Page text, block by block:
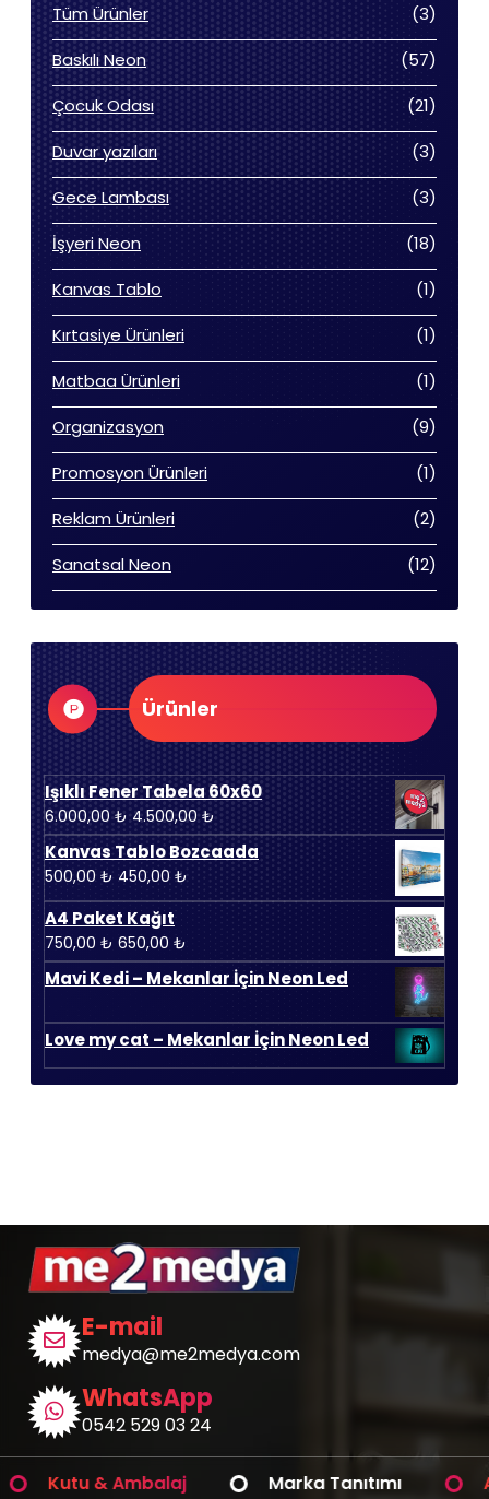
Tüm Ürünler 33
ürün
Baskılı Neon
5757
ürün
Çocuk Odası
2121
ürün
Duvar yazıları
33
ürün
Gece Lambası
33
ürün
İşyeri Neon
1818
ürün
Kanvas Tablo
11
ürün
Kırtasiye Ürünleri
11
ürün
Matbaa Ürünleri
11
ürün
Organizasyon
99
ürün
Promosyon Ürünleri
11
ürün
Reklam Ürünleri
22
ürün
Sanatsal Neon
1212
ürün
Ürünler
Işıklı Fener Tabela 60x60
6.000,00₺ Orijinal
fiyat:
6.000,00 ₺.
4.500,00₺Şu
andaki
fiyat:
4.500,00 ₺.
Kanvas Tablo Bozcaada
500,00 ₺ Orijinal
fiyat:
500,00 ₺.
450,00 ₺Şu
andaki
450,00 ₺.
A4 Paket Kağıt
750,00 ₺ Orijinal
fiyat:
750,00 ₺.
650,00 ₺
andaki
fiyat:
Mavi Kedi – Mekanlar İçin Neon Led
Love my cat – Mekanlar İçin Neon Led
E-mail
medya@me2medya.com
WhatsApp
0542 529 03 24
Kutu & Ambalaj Marka Tanıtımı